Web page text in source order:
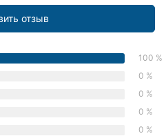
отзыв
100 %
0 %
0 %
0 %
0 %